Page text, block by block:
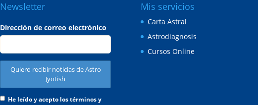
Newsletter
Dirección de correo electrónico
He leído y acepto los términos y
Mis servicios
Carta Astral
Astrodiagnosis
Cursos Online